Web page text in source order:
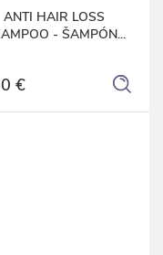
ANTI HAIR LOSS
- ŠAMPÓN...
€